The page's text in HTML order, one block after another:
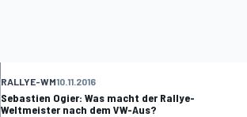
RALLYE-WM10.11.2016
Sebastien Ogier: Was macht der Rallye-
Weltmeister nach dem VW-Aus?